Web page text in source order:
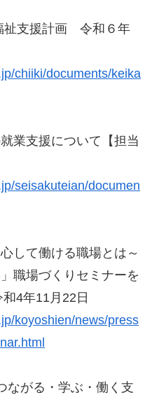
祉支援計画 令和６年
chiiki/documents/keika
業支援について【担当
seisakuteian/documen
して働ける職場とは～
職場づくりセミナーを
4年11月22日
koyoshien/news/press
ながる・学ぶ・働く支